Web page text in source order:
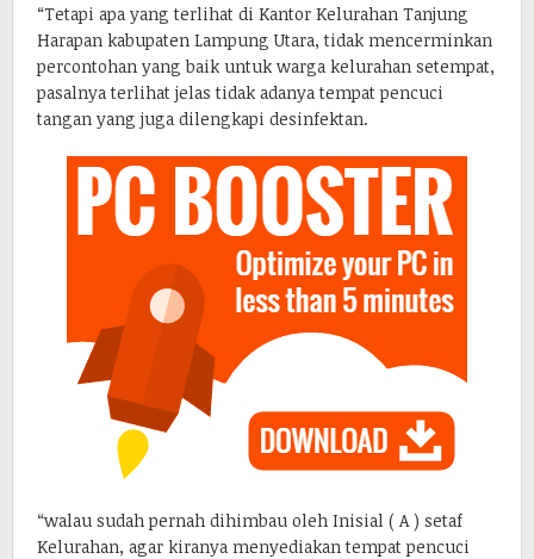
“Tetapi apa yang terlihat di Kantor Kelurahan Tanjung
Harapan kabupaten Lampung Utara, tidak mencerminkan
percontohan yang baik untuk warga kelurahan setempat,
pasalnya terlihat jelas tidak adanya tempat pencuci
tangan yang juga dilengkapi desinfektan.
“walau sudah pernah dihimbau oleh Inisial ( A ) setaf
Kelurahan, agar kiranya menyediakan tempat pencuci